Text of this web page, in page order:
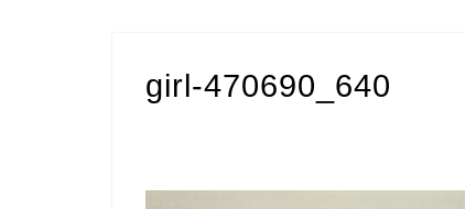
girl-470690_640